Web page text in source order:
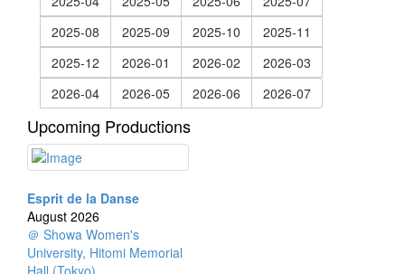
2025-08
2025-09 2025-10
2025-11
2025-12
2026-01 2026-02
2026-03
2026-04
2026-05 2026-06 2026-07
Upcoming Productions
Esprit de la Danse
August 2026
＠ Showa Women's
University, Hitomi Memorial
Hall (Tokyo)